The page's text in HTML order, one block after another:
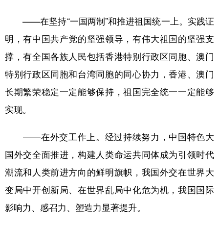
——在坚持“一国两制”和推进祖国统一上。实践证
明，有中国共产党的坚强领导，有伟大祖国的坚强支
撑，有全国各族人民包括香港特别行政区同胞、澳门
特别行政区同胞和台湾同胞的同心协力，香港、澳门
长期繁荣稳定一定能够保持，祖国完全统一一定能够
实现。
——在外交工作上。经过持续努力，中国特色大
国外交全面推进，构建人类命运共同体成为引领时代
潮流和人类前进方向的鲜明旗帜，我国外交在世界大
变局中开创新局、在世界乱局中化危为机，我国国际
影响力、感召力、塑造力显著提升。